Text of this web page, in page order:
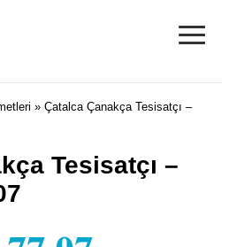
≡
» Çatalca Çanakça Tesisatçı –
Tesisatçı –